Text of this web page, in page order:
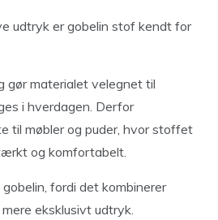
udtryk er gobelin stof kendt for
materialet velegnet til
i hverdagen. Derfor
til møbler og puder, hvor stoffet
og komfortabelt.
fordi det kombinerer
eksklusivt udtryk.